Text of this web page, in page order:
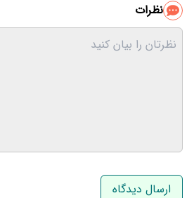
نظرات
نام و نام خانوادگی